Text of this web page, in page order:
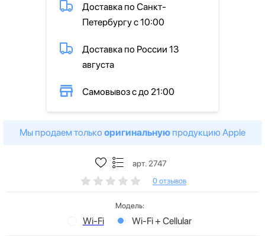
Доставка по Санкт-
Петербургу с 10:00
Доставка по России 13
августа
Самовывоз с до 21:00
Мы продаем только оригинальную продукцию Apple
арт. 2747
0 отзывов
Модель:
Wi-Fi Wi-Fi + Cellular